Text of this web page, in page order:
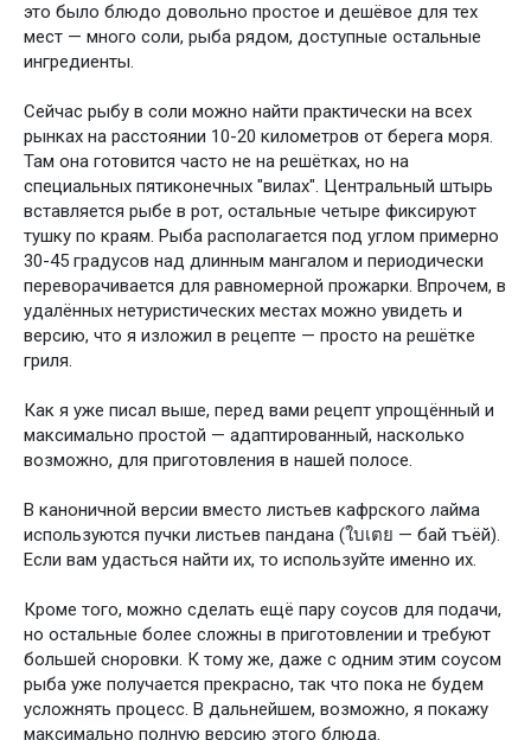
это было блюдо довольно простое и дешёвое для тех
мест — много соли, рыба рядом, доступные остальные
ингредиенты.
Сейчас рыбу в соли можно найти практически на всех
рынках на расстоянии 10-20 километров от берега моря.
Там она готовится часто не на решётках, но на
специальных пятиконечных "вилах". Центральный штырь
вставляется рыбе в рот, остальные четыре фиксируют
тушку по краям. Рыба располагается под углом примерно
30-45 градусов над длинным мангалом и периодически
переворачивается для равномерной прожарки. Впрочем, в
удалённых нетуристических местах можно увидеть и
версию, что я изложил в рецепте — просто на решётке
гриля.
Как я уже писал выше, перед вами рецепт упрощённый и
максимально простой — адаптированный, насколько
возможно, для приготовления в нашей полосе.
В каноничной версии вместо листьев кафрского лайма
используются пучки листьев пандана (ใบเตย — бай тъёй).
Если вам удасться найти их, то используйте именно их.
Кроме того, можно сделать ещё пару соусов для подачи,
но остальные более сложны в приготовлении и требуют
большей сноровки. К тому же, даже с одним этим соусом
рыба уже получается прекрасно, так что пока не будем
усложнять процесс. В дальнейшем, возможно, я покажу
максимально полную версию этого блюда.